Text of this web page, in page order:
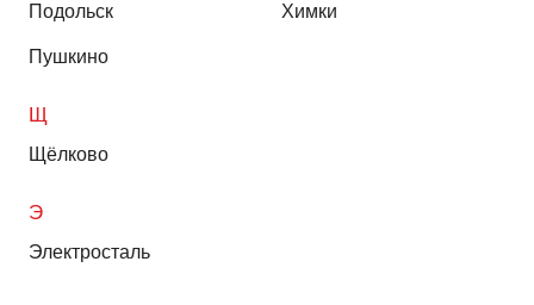
Подольск
Пушкино
Химки
Щ
Щёлково
Э
Электросталь